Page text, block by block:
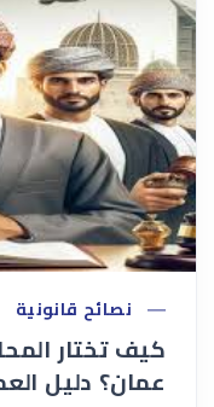
نصائح قانونية
كيف تختار
عمان؟ دليل